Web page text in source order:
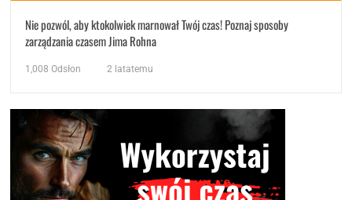
Nie pozwól, aby ktokolwiek marnował Twój czas! Poznaj sposoby
zarządzania czasem Jima Rohna
1,008 Odsłon 2 latatemu